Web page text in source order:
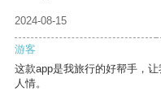
2024-08-15
游客
这款app是我旅行的好帮手，
人情。